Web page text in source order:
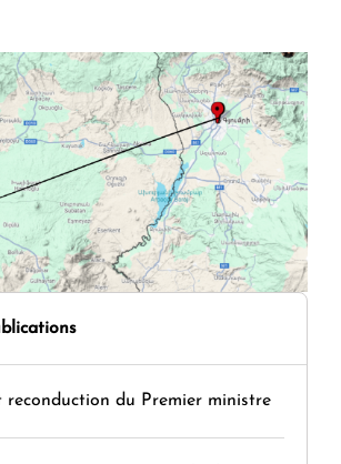
reconduction du Premier ministre